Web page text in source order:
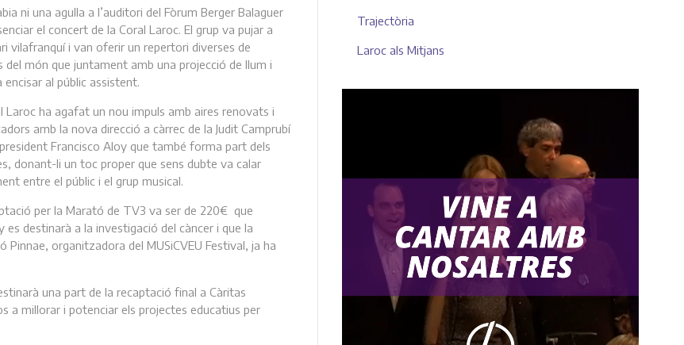
ni una agulla a l’auditori del Fòrum Berger Balaguer
el concert de la Coral Laroc. El grup va pujar a
vilafranquí i van oferir un repertori diverses de
del món que juntament amb una projecció de llum i
encisar al públic assistent.
Laroc ha agafat un nou impuls amb aires renovats i
amb la nova direcció a càrrec de la Judit Camprubí
Francisco Aloy que també forma part dels
donant-li un toc proper que sens dubte va calar
entre el públic i el grup musical.
per la Marató de TV3 va ser de 220€ que
es destinarà a la investigació del càncer i que la
Pinnae, organitzadora del MUSiCVEU Festival, ja ha
una part de la recaptació final a Càritas
a millorar i potenciar els projectes educatius per
Trajectòria
Laroc als Mitjans